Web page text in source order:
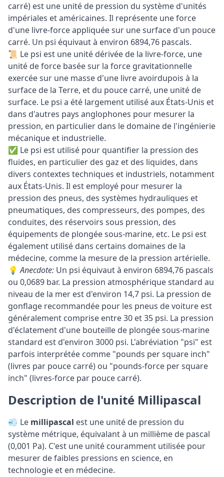
carré) est une unité de pression du système d'unités
impériales et américaines. Il représente une force
d'une livre-force appliquée sur une surface d'un pouce
carré. Un psi équivaut à environ 6894,76 pascals.
📜 Le psi est une unité dérivée de la livre-force, une
unité de force basée sur la force gravitationnelle
exercée sur une masse d'une livre avoirdupois à la
surface de la Terre, et du pouce carré, une unité de
surface. Le psi a été largement utilisé aux États-Unis et
dans d'autres pays anglophones pour mesurer la
pression, en particulier dans le domaine de l'ingénierie
mécanique et industrielle.
✅ Le psi est utilisé pour quantifier la pression des
fluides, en particulier des gaz et des liquides, dans
divers contextes techniques et industriels, notamment
aux États-Unis. Il est employé pour mesurer la
pression des pneus, des systèmes hydrauliques et
pneumatiques, des compresseurs, des pompes, des
conduites, des réservoirs sous pression, des
équipements de plongée sous-marine, etc. Le psi est
également utilisé dans certains domaines de la
médecine, comme la mesure de la pression artérielle.
💡Anecdote: Un psi équivaut à environ 6894,76 pascals
ou 0,0689 bar. La pression atmosphérique standard au
niveau de la mer est d'environ 14,7 psi. La pression de
gonflage recommandée pour les pneus de voiture est
généralement comprise entre 30 et 35 psi. La pression
d'éclatement d'une bouteille de plongée sous-marine
standard est d'environ 3000 psi. L'abréviation "psi" est
parfois interprétée comme "pounds per square inch"
(livres par pouce carré) ou "pounds-force per square
inch" (livres-force par pouce carré).
Description de l'unité Millipascal
💨 Le millipascal est une unité de pression du
système métrique, équivalant à un millième de pascal
(0,001 Pa). C'est une unité couramment utilisée pour
mesurer de faibles pressions en science, en
technologie et en médecine.